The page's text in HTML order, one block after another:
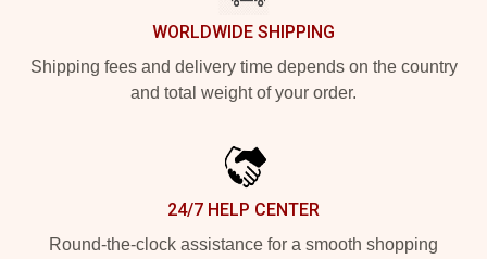
WORLDWIDE SHIPPING
Shipping fees and delivery time depends on the country
and total weight of your order.
24/7 HELP CENTER
Round-the-clock assistance for a smooth shopping